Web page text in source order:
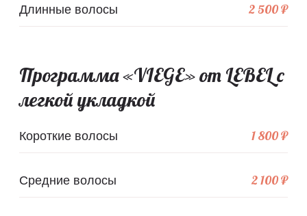
Длинные волосы 2 500 ₽
Программа «VIEGE» от LEBEL с
легкой укладкой
Короткие волосы 1 800 ₽
Средние волосы 2 100 ₽